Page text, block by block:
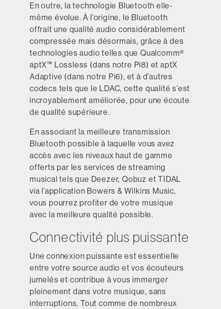
En outre, la technologie Bluetooth elle-
même évolue. À l’origine, le Bluetooth
offrait une qualité audio considérablement
compressée mais désormais, grâce à des
technologies audio telles que Qualcomm®
aptX™ Lossless (dans notre Pi8) et aptX
Adaptive (dans notre Pi6), et à d’autres
codecs tels que le LDAC, cette qualité s’est
incroyablement améliorée, pour une écoute
de qualité supérieure.
En associant la meilleure transmission
Bluetooth possible à laquelle vous avez
accès avec les niveaux haut de gamme
offerts par les services de streaming
musical tels que Deezer, Qobuz et TIDAL
via l’application Bowers & Wilkins Music,
vous pourrez profiter de votre musique
avec la meilleure qualité possible.
Connectivité plus puissante
Une connexion puissante est essentielle
entre votre source audio et vos écouteurs
jumelés et contribue à vous immerger
pleinement dans votre musique, sans
interruptions. Tout comme de nombreux